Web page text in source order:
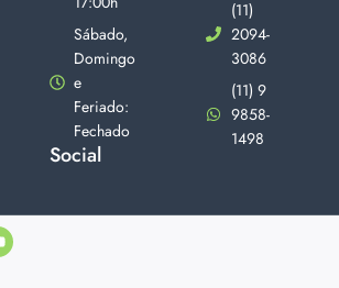
Sábado,
Domingo
e
Feriado:
Fechado
Social
(11)
2094-
3086
(11) 9
9858-
1498